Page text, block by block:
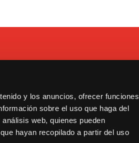
y los anuncios, ofrecer funciones
sobre el uso que haga del
web, quienes pueden
hayan recopilado a partir del uso
Cookies y privacidad
Copyright © 2021 Bululú 2120